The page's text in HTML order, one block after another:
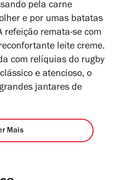
pela carne
e por umas batatas
refeição remata-se com
leite creme.
com relíquias do rugby
e atencioso, o
jantares de
Mais